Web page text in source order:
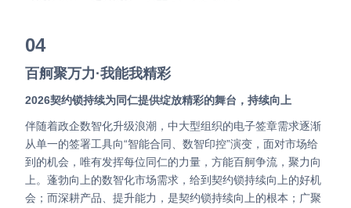
04
百舸聚万力·我能我精彩
2026契约锁持续为同仁提供绽放精彩的舞台，持续向上
伴随着政企数智化升级浪潮，中大型组织的电子签章需求逐渐
从单一的签署工具向“智能合同、数智印控”演变，面对市场给
到的机会，唯有发挥每位同仁的力量，方能百舸争流，聚力向
上。 蓬勃向上的数智化市场需求，给到契约锁持续向上的好机
会；而深耕产品、提升能力，是契约锁持续向上的根本；广聚